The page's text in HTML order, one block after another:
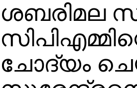
ശബരിമല
ചോദ്യം